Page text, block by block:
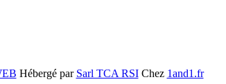
Hébergé par Sarl TCA RSIChez 1and1.fr